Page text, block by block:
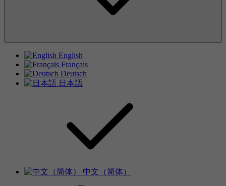
English
Français
Deutsch
日本語
中文（简体）